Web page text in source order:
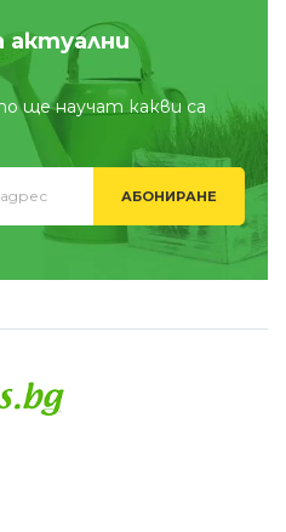
актуални
ще научат какви са
АБОНИРАНЕ